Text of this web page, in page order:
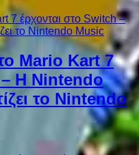
Mario Kart 7
– Η Nintendo
το Nintendo